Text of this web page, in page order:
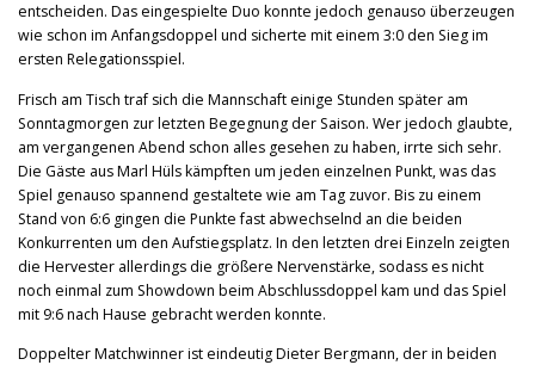
entscheiden. Das eingespielte Duo konnte jedoch genauso überzeugen
wie schon im Anfangsdoppel und sicherte mit einem 3:0 den Sieg im
ersten Relegationsspiel.
Frisch am Tisch traf sich die Mannschaft einige Stunden später am
Sonntagmorgen zur letzten Begegnung der Saison. Wer jedoch glaubte,
am vergangenen Abend schon alles gesehen zu haben, irrte sich sehr.
Die Gäste aus Marl Hüls kämpften um jeden einzelnen Punkt, was das
Spiel genauso spannend gestaltete wie am Tag zuvor. Bis zu einem
Stand von 6:6 gingen die Punkte fast abwechselnd an die beiden
Konkurrenten um den Aufstiegsplatz. In den letzten drei Einzeln zeigten
die Hervester allerdings die größere Nervenstärke, sodass es nicht
noch einmal zum Showdown beim Abschlussdoppel kam und das Spiel
mit 9:6 nach Hause gebracht werden konnte.
Doppelter Matchwinner ist eindeutig Dieter Bergmann, der in beiden